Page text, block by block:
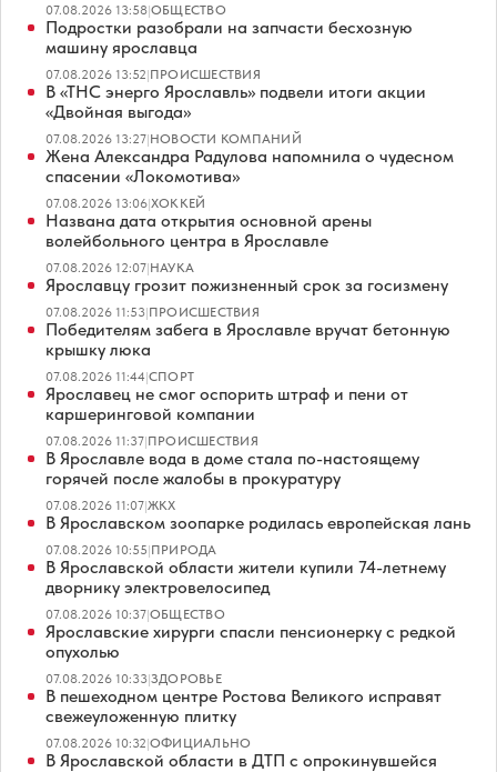
07.08.2026 13:58|ОБЩЕСТВО
Подростки разобрали на запчасти бесхозную
машину ярославца
07.08.2026 13:52|ПРОИСШЕСТВИЯ
В «ТНС энерго Ярославль» подвели итоги акции
«Двойная выгода»
07.08.2026 13:27|НОВОСТИ КОМПАНИЙ
Жена Александра Радулова напомнила о чудесном
спасении «Локомотива»
07.08.2026 13:06|ХОККЕЙ
Названа дата открытия основной арены
волейбольного центра в Ярославле
07.08.2026 12:07|НАУКА
Ярославцу грозит пожизненный срок за госизмену
07.08.2026 11:53|ПРОИСШЕСТВИЯ
Победителям забега в Ярославле вручат бетонную
крышку люка
07.08.2026 11:44|СПОРТ
Ярославец не смог оспорить штраф и пени от
каршеринговой компании
07.08.2026 11:37|ПРОИСШЕСТВИЯ
В Ярославле вода в доме стала по-настоящему
горячей после жалобы в прокуратуру
07.08.2026 11:07|ЖКХ
В Ярославском зоопарке родилась европейская лань
07.08.2026 10:55|ПРИРОДА
В Ярославской области жители купили 74-летнему
дворнику электровелосипед
07.08.2026 10:37|ОБЩЕСТВО
Ярославские хирурги спасли пенсионерку с редкой
опухолью
07.08.2026 10:33|ЗДОРОВЬЕ
В пешеходном центре Ростова Великого исправят
свежеуложенную плитку
07.08.2026 10:32|ОФИЦИАЛЬНО
В Ярославской области в ДТП с опрокинувшейся